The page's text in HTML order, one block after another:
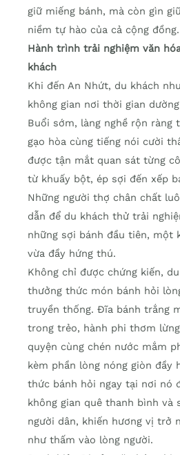
giữ miếng bánh, mà còn gìn
niềm tự hào của cả cộng đồng.
Hành trình trải nghiệm văn
khách
Khi đến An Nhứt, du khách
không gian nơi thời gian
Buổi sớm, làng nghề rộn ràng
gạo hòa cùng tiếng nói cười
được tận mắt quan sát từng
từ khuấy bột, ép sợi đến xếp
Những người thợ chân chất
dẫn để du khách thử trải
những sợi bánh đầu tiên, một
vừa đầy hứng thú.
Không chỉ được chứng kiến,
thưởng thức món bánh hỏi
truyền thống. Đĩa bánh trắng
trong trẻo, hành phi thơm
quyện cùng chén nước mắm
kèm phần lòng nóng giòn đầy
thức bánh hỏi ngay tại nơi nó
không gian quê thanh bình và
người dân, khiến hương vị trở
như thấm vào lòng người.